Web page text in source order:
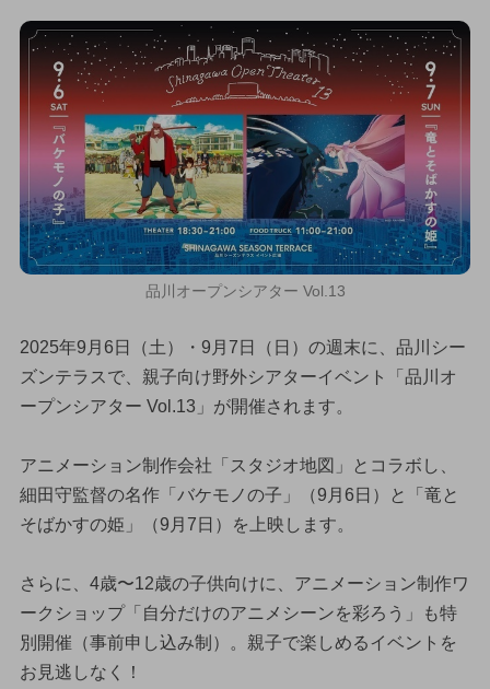
品川オープンシアター Vol.13
2025年9月6日（土）・9月7日（日）の週末に、品川シー
ズンテラスで、親子向け野外シアターイベント「品川オ
ープンシアター Vol.13」が開催されます。
アニメーション制作会社「スタジオ地図」とコラボし、
細田守監督の名作「バケモノの子」（9月6日）と「竜と
そばかすの姫」（9月7日）を上映します。
さらに、4歳〜12歳の子供向けに、アニメーション制作ワ
ークショップ「自分だけのアニメシーンを彩ろう」も特
別開催（事前申し込み制）。親子で楽しめるイベントを
お見逃しなく！